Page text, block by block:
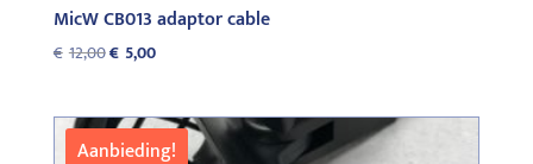
MicW CB013 adaptor cable
€ 12,00Oorspronkelijke
€12,00.
€ 5,00Huidige
€5,00.
Aanbieding!